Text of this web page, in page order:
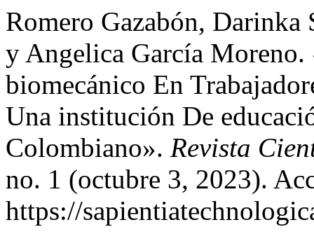
Romero Gazabón,
y Angelica García
biomecánico En
Una institución De
Colombiano». Revista
no. 1 (octubre 3, 2023).
https://